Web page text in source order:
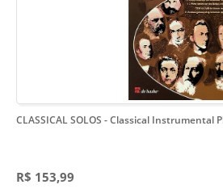
CLASSICAL SOLOS - Classical Instrumental
R$ 153,99